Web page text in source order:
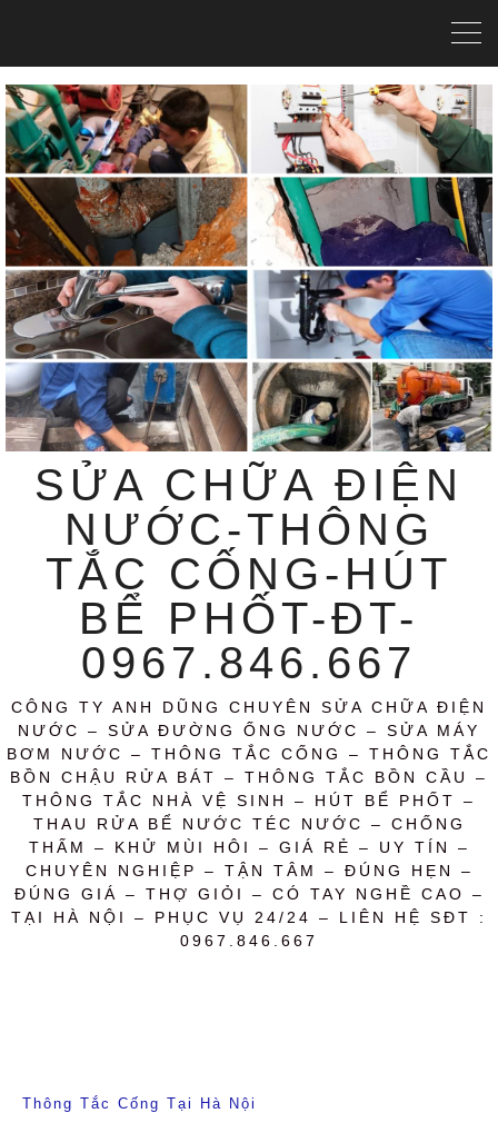
SỬA CHỮA ĐIỆN
NƯỚC-THÔNG
TẮC CỐNG-HÚT
BỂ PHỐT-ĐT-
0967.846.667
CÔNG TY ANH DŨNG CHUYÊN SỬA CHỮA ĐIỆN
NƯỚC – SỬA ĐƯỜNG ỐNG NƯỚC – SỬA MÁY
BƠM NƯỚC – THÔNG TẮC CỐNG – THÔNG TẮC
BỒN CHẬU RỬA BÁT – THÔNG TẮC BỒN CẦU –
THÔNG TẮC NHÀ VỆ SINH – HÚT BỂ PHỐT –
THAU RỬA BỂ NƯỚC TÉC NƯỚC – CHỐNG
THẤM – KHỬ MÙI HÔI – GIÁ RẺ – UY TÍN –
CHUYÊN NGHIỆP – TẬN TÂM – ĐÚNG HẸN –
ĐÚNG GIÁ – THỢ GIỎI – CÓ TAY NGHỀ CAO –
TẠI HÀ NỘI – PHỤC VỤ 24/24 – LIÊN HỆ SĐT :
0967.846.667
Thông Tắc Cống Tại Hà Nội